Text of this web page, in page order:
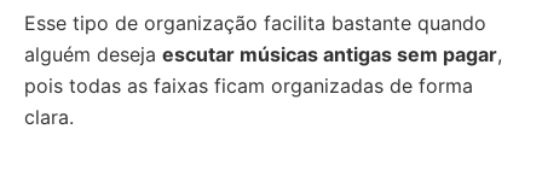
Esse tipo de organização facilita bastante quando
alguém deseja escutar músicas antigas sem pagar,
pois todas as faixas ficam organizadas de forma
clara.